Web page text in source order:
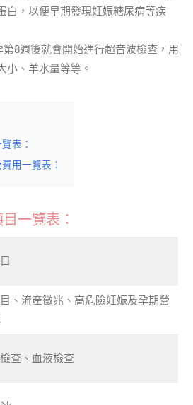
白，以便早期發現妊娠糖尿病等疾
第8週後就會開始進行超音波檢查，用
小、羊水量等等。
表：
用一覽表：
一覽表：
、流產徵兆、高危險妊娠及孕期營
查、血液檢查